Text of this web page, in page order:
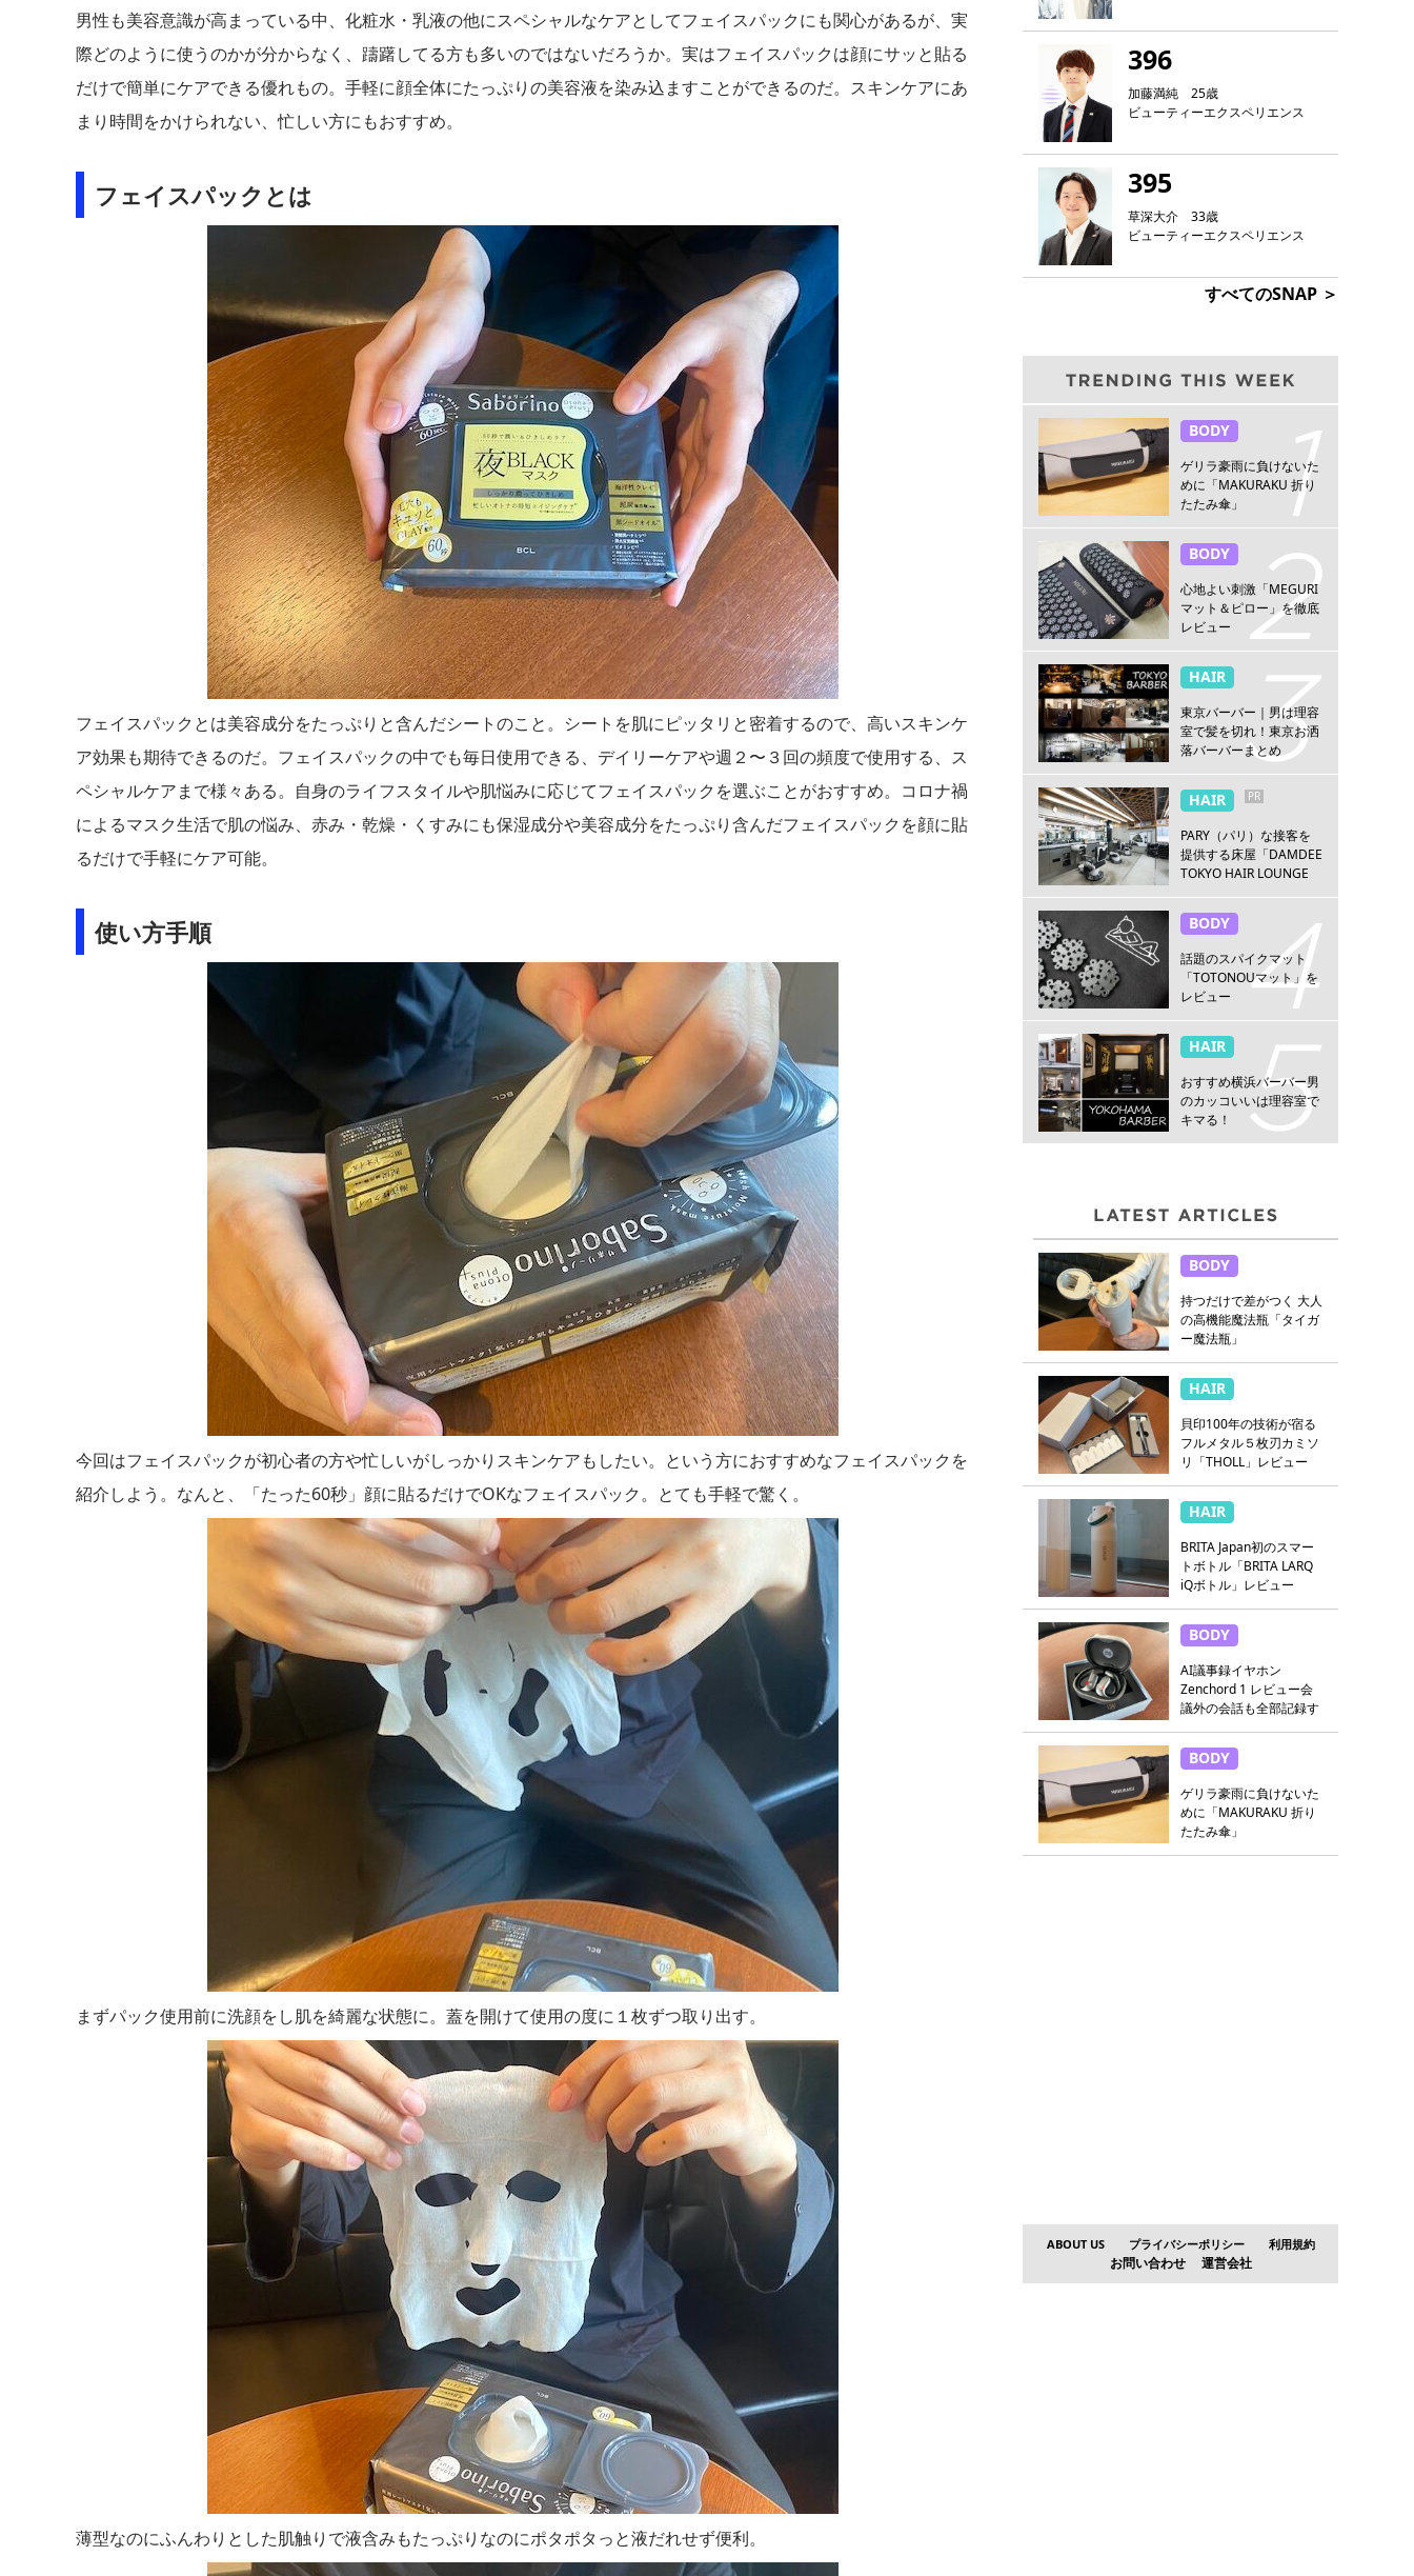
男性も美容意識が高まっている中、化粧水・乳液の他にスペシャルなケアとしてフェイスパックにも関心があるが、実
際どのように使うのかが分からなく、躊躇してる方も多いのではないだろうか。実はフェイスパックは顔にサッと貼る
だけで簡単にケアできる優れもの。手軽に顔全体にたっぷりの美容液を染み込ますことができるのだ。スキンケアにあ
まり時間をかけられない、忙しい方にもおすすめ。
フェイスパックとは
フェイスパックとは美容成分をたっぷりと含んだシートのこと。シートを肌にピッタリと密着するので、高いスキンケ
ア効果も期待できるのだ。フェイスパックの中でも毎日使用できる、デイリーケアや週２〜３回の頻度で使用する、ス
ペシャルケアまで様々ある。自身のライフスタイルや肌悩みに応じてフェイスパックを選ぶことがおすすめ。コロナ禍
によるマスク生活で肌の悩み、赤み・乾燥・くすみにも保湿成分や美容成分をたっぷり含んだフェイスパックを顔に貼
るだけで手軽にケア可能。
使い方手順
今回はフェイスパックが初心者の方や忙しいがしっかりスキンケアもしたい。という方におすすめなフェイスパックを
紹介しよう。なんと、「たった60秒」顔に貼るだけでOKなフェイスパック。とても手軽で驚く。
まずパック使用前に洗顔をし肌を綺麗な状態に。蓋を開けて使用の度に１枚ずつ取り出す。
薄型なのにふんわりとした肌触りで液含みもたっぷりなのにポタポタっと液だれせず便利。
396
加藤満純 25歳
ビューティーエクスペリエンス
395
草深大介 33歳
ビューティーエクスペリエンス
すべてのSNAP ＞
BODY
ゲリラ豪雨に負けないた
めに「MAKURAKU 折り
たたみ傘」
BODY
心地よい刺激「MEGURI
マット＆ピロー」を徹底
レビュー
HAIR
東京バーバー｜男は理容
室で髪を切れ！東京お洒
落バーバーまとめ
HAIR PR
PARY（パリ）な接客を
提供する床屋「DAMDEE
TOKYO HAIR LOUNGE
BODY
話題のスパイクマット
「TOTONOUマット」を
レビュー
HAIR
おすすめ横浜バーバー男
のカッコいいは理容室で
キマる！
BODY
持つだけで差がつく 大人
の高機能魔法瓶「タイガ
ー魔法瓶」
HAIR
貝印100年の技術が宿る
フルメタル５枚刃カミソ
リ「THOLL」レビュー
HAIR
BRITA Japan初のスマー
トボトル「BRITA LARQ
iQボトル」レビュー
BODY
AI議事録イヤホン
Zenchord 1 レビュー会
議外の会話も全部記録す
BODY
ゲリラ豪雨に負けないた
めに「MAKURAKU 折り
たたみ傘」
ABOUT US プライバシーポリシー 利用規約
お問い合わせ 運営会社